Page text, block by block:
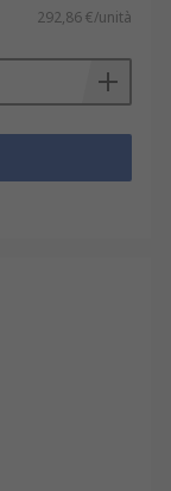
292,86 €/unità